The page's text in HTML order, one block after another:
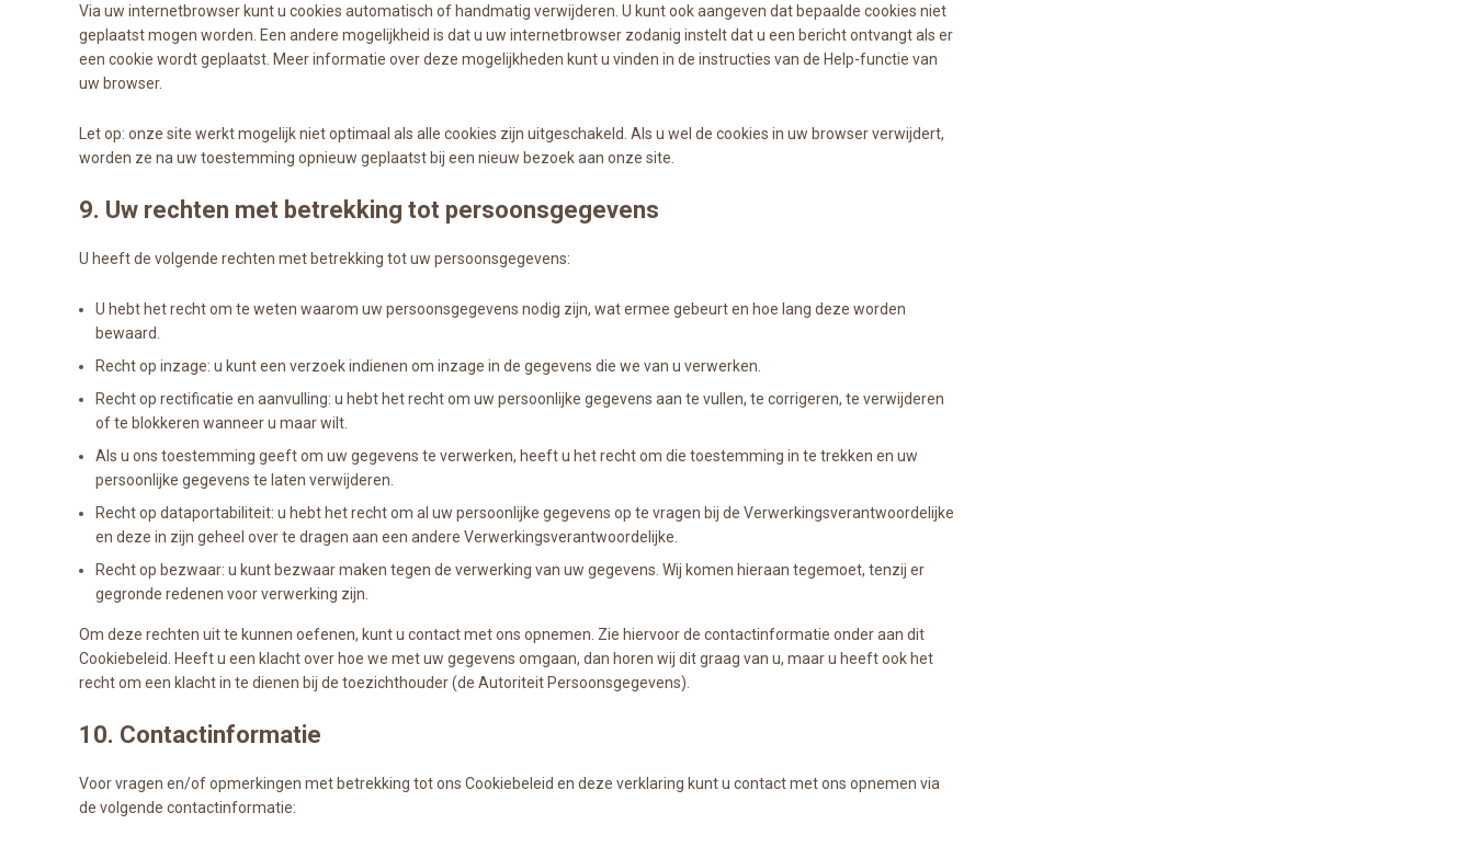
Via uw internetbrowser kunt u cookies automatisch of handmatig verwijderen. U kunt ook aangeven dat bepaalde cookies niet
geplaatst mogen worden. Een andere mogelijkheid is dat u uw internetbrowser zodanig instelt dat u een bericht ontvangt als er
een cookie wordt geplaatst. Meer informatie over deze mogelijkheden kunt u vinden in de instructies van de Help-functie van
uw browser.
Let op: onze site werkt mogelijk niet optimaal als alle cookies zijn uitgeschakeld. Als u wel de cookies in uw browser verwijdert,
worden ze na uw toestemming opnieuw geplaatst bij een nieuw bezoek aan onze site.
9. Uw rechten met betrekking tot persoonsgegevens
U heeft de volgende rechten met betrekking tot uw persoonsgegevens:
U hebt het recht om te weten waarom uw persoonsgegevens nodig zijn, wat ermee gebeurt en hoe lang deze worden
bewaard.
Recht op inzage: u kunt een verzoek indienen om inzage in de gegevens die we van u verwerken.
Recht op rectificatie en aanvulling: u hebt het recht om uw persoonlijke gegevens aan te vullen, te corrigeren, te verwijderen
of te blokkeren wanneer u maar wilt.
Als u ons toestemming geeft om uw gegevens te verwerken, heeft u het recht om die toestemming in te trekken en uw
persoonlijke gegevens te laten verwijderen.
Recht op dataportabiliteit: u hebt het recht om al uw persoonlijke gegevens op te vragen bij de Verwerkingsverantwoordelijke
en deze in zijn geheel over te dragen aan een andere Verwerkingsverantwoordelijke.
Recht op bezwaar: u kunt bezwaar maken tegen de verwerking van uw gegevens. Wij komen hieraan tegemoet, tenzij er
gegronde redenen voor verwerking zijn.
Om deze rechten uit te kunnen oefenen, kunt u contact met ons opnemen. Zie hiervoor de contactinformatie onder aan dit
Cookiebeleid. Heeft u een klacht over hoe we met uw gegevens omgaan, dan horen wij dit graag van u, maar u heeft ook het
recht om een klacht in te dienen bij de toezichthouder (de Autoriteit Persoonsgegevens).
10. Contactinformatie
Voor vragen en/of opmerkingen met betrekking tot ons Cookiebeleid en deze verklaring kunt u contact met ons opnemen via
de volgende contactinformatie: